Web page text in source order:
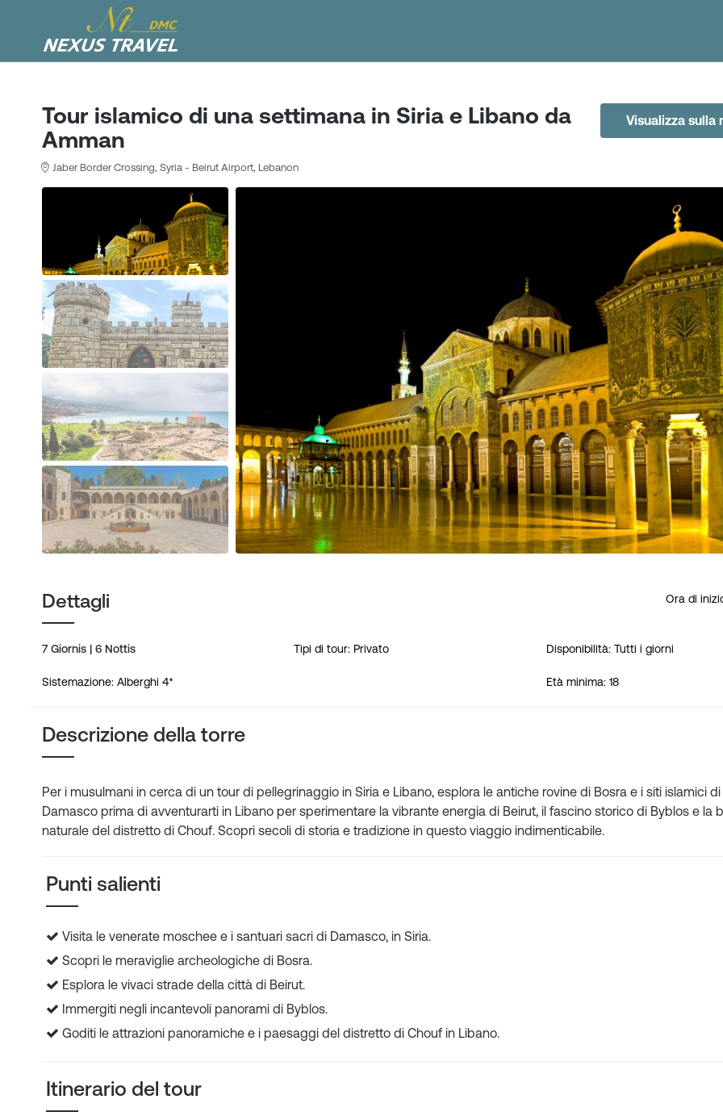
Tour islamico di una settimana in Siria e Libano da
Amman
Jaber Border Crossing, Syria - Beirut Airport, Lebanon
Visualizza sulla
Ora di
Dettagli
7 Giornis | 6 Nottis Tipi di tour: Privato Disponibilità: Tutti i giorni
Sistemazione: Alberghi 4* Età minima: 18
Descrizione della torre
Per i musulmani in cerca di un tour di pellegrinaggio in Siria e Libano, esplora le antiche rovine di Bosra e i siti islamici di
Damasco prima di avventurarti in Libano per sperimentare la vibrante energia di Beirut, il fascino storico di Byblos e la
naturale del distretto di Chouf. Scopri secoli di storia e tradizione in questo viaggio indimenticabile.
Punti salienti
Visita le venerate moschee e i santuari sacri di Damasco, in Siria.
Scopri le meraviglie archeologiche di Bosra.
Esplora le vivaci strade della città di Beirut.
Immergiti negli incantevoli panorami di Byblos.
Goditi le attrazioni panoramiche e i paesaggi del distretto di Chouf in Libano.
Itinerario del tour